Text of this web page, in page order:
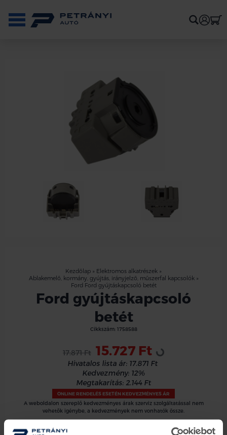
Kezdőlap » Elektromos alkatrészek »
Ablakemelő, kormány, gyújtás, irányjelző, műszerfal kapcsolók »
Ford Ford gyújtáskapcsoló betét
Ford gyújtáskapcsoló
betét
Cikkszám: 1758588
17.871 Ft 15.727 Ft Loading...
Hivatalos lista ár: 17.871 Ft
Kedvezmény: 12%
Megtakarítás: 2.144 Ft
ONLINE RENDELÉS ESETÉN KEDVEZMÉNYES ÁR
A weboldalon szereplő kedvezményes árak szerviz szolgáltatással nem
vehetők igénybe, a kedvezmények nem vonhatók össze.